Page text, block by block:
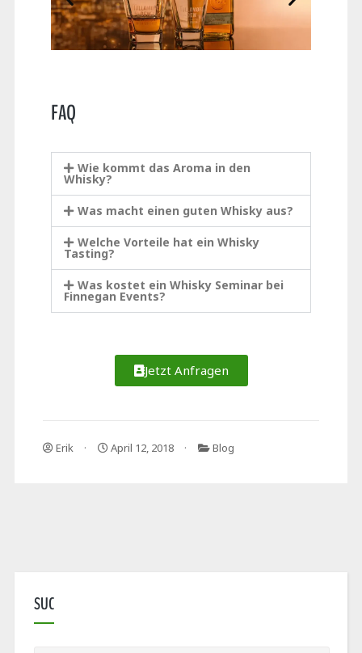
FAQ
Wie kommt das Aroma in den
Whisky?
Was macht einen guten Whisky aus?
Welche Vorteile hat ein Whisky
Tasting?
Was kostet ein Whisky Seminar bei
Finnegan Events?
Jetzt Anfragen
Erik April 12, 2018 Blog
SUC